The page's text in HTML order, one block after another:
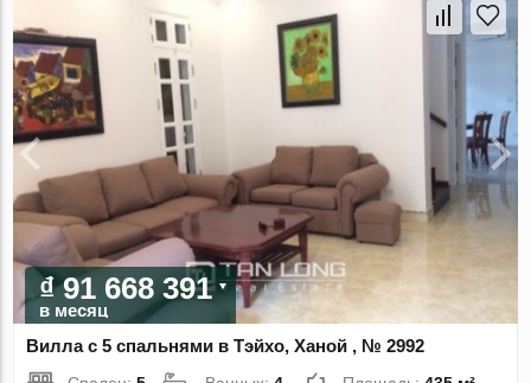
₫ 91 668 391
в месяц
Вилла с 5 спальнями в Тэйхо, Ханой , № 2992